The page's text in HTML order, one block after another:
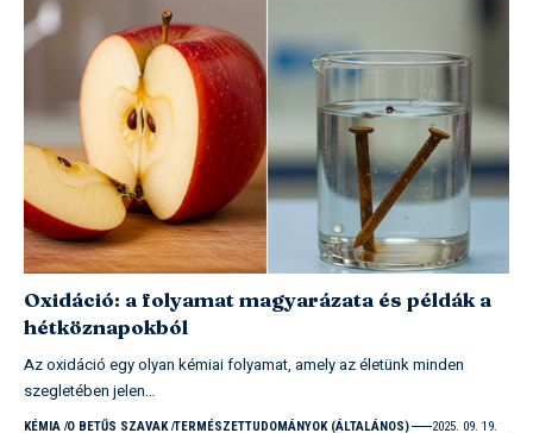
Oxidáció: a folyamat magyarázata és példák a
hétköznapokból
Az oxidáció egy olyan kémiai folyamat, amely az életünk minden
szegletében jelen…
KÉMIA O BETŰS SZAVAK TERMÉSZETTUDOMÁNYOK (ÁLTALÁNOS) 2025. 09. 19.